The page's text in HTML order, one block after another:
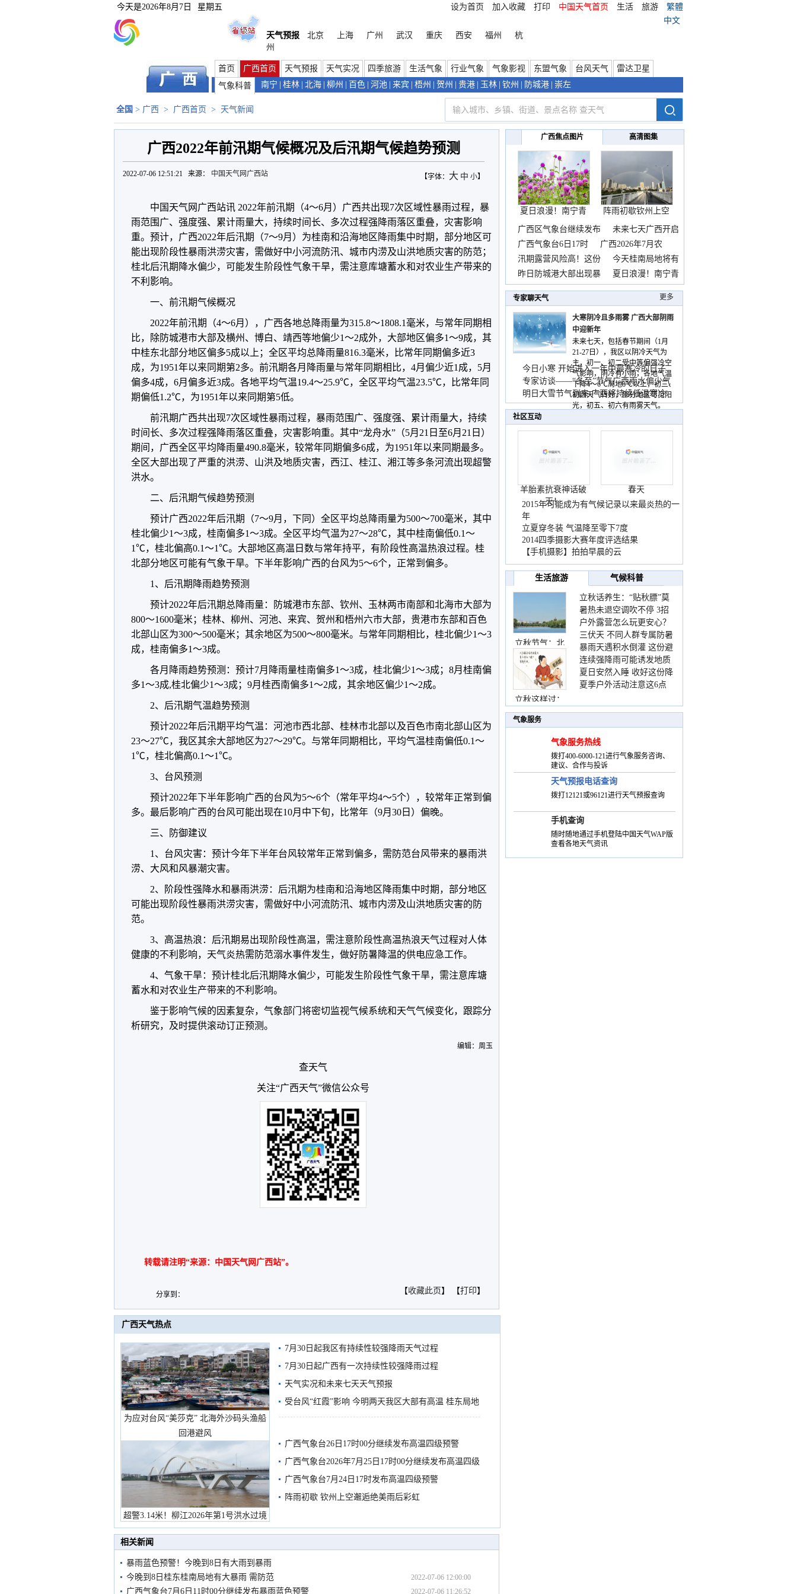
今天是2026年8月7日 星期五 设为首页 加入收藏 打印 中国天气首页 生活 旅游
繁體
中文
天气预报
北京 上海 广州 武汉 重庆 西安 福州
杭
州
首页 广西首页 天气预报 天气实况 四季旅游 生活气象 行业气象 气象影视 东盟气象 台风天气
雷达卫星
气象科普
南宁 桂林 北海 柳州 百色 河池 来宾 梧州 贺州 贵港 玉林 钦州 防城港 崇左
全国 > 广西 > 广西首页 > 天气新闻
广西2022年前汛期气候概况及后汛期气候趋势预测
【字体： 大 中 小】
2022-07-06 12:51:21 来源： 中国天气网广西站
中国天气网广西站讯 2022年前汛期（4～6月）广西共出现7次区域性暴雨过程，暴
雨范围广、强度强、累计雨量大，持续时间长、多次过程强降雨落区重叠，灾害影响
重。预计，广西2022年后汛期（7～9月）为桂南和沿海地区降雨集中时期，部分地区可
能出现阶段性暴雨洪涝灾害，需做好中小河流防汛、城市内涝及山洪地质灾害的防范；
桂北后汛期降水偏少，可能发生阶段性气象干旱，需注意库塘蓄水和对农业生产带来的
不利影响。
一、前汛期气候概况
2022年前汛期（4～6月），广西各地总降雨量为315.8～1808.1毫米，与常年同期相
比，除防城港市大部及横州、博白、靖西等地偏少1～2成外，大部地区偏多1～9成，其
中桂东北部分地区偏多5成以上；全区平均总降雨量816.3毫米，比常年同期偏多近3
成，为1951年以来同期第2多。前汛期各月降雨量与常年同期相比，4月偏少近1成，5月
偏多4成，6月偏多近3成。各地平均气温19.4～25.9℃，全区平均气温23.5℃，比常年同
期偏低1.2℃，为1951年以来同期第5低。
前汛期广西共出现7次区域性暴雨过程，暴雨范围广、强度强、累计雨量大，持续
时间长、多次过程强降雨落区重叠，灾害影响重。其中“龙舟水”（5月21日至6月21日）
期间，广西全区平均降雨量490.8毫米，较常年同期偏多6成，为1951年以来同期最多。
全区大部出现了严重的洪涝、山洪及地质灾害，西江、桂江、湘江等多条河流出现超警
洪水。
二、后汛期气候趋势预测
预计广西2022年后汛期（7～9月，下同）全区平均总降雨量为500～700毫米，其中
桂北偏少1～3成，桂南偏多1～3成。全区平均气温为27～28℃，其中桂南偏低0.1～
1℃，桂北偏高0.1～1℃。大部地区高温日数与常年持平，有阶段性高温热浪过程。桂
北部分地区可能有气象干旱。下半年影响广西的台风为5～6个，正常到偏多。
1、后汛期降雨趋势预测
预计2022年后汛期总降雨量：防城港市东部、钦州、玉林两市南部和北海市大部为
800～1600毫米；桂林、柳州、河池、来宾、贺州和梧州六市大部，贵港市东部和百色
北部山区为300～500毫米；其余地区为500～800毫米。与常年同期相比，桂北偏少1～3
成，桂南偏多1～3成。
各月降雨趋势预测：预计7月降雨量桂南偏多1～3成，桂北偏少1～3成；8月桂南偏
多1～3成,桂北偏少1～3成；9月桂西南偏多1～2成，其余地区偏少1～2成。
2、后汛期气温趋势预测
预计2022年后汛期平均气温：河池市西北部、桂林市北部以及百色市南北部山区为
23～27℃，我区其余大部地区为27～29℃。与常年同期相比，平均气温桂南偏低0.1～
1℃，桂北偏高0.1～1℃。
3、台风预测
预计2022年下半年影响广西的台风为5～6个（常年平均4～5个），较常年正常到偏
多。最后影响广西的台风可能出现在10月中下旬，比常年（9月30日）偏晚。
三、防御建议
1、台风灾害：预计今年下半年台风较常年正常到偏多，需防范台风带来的暴雨洪
涝、大风和风暴潮灾害。
2、阶段性强降水和暴雨洪涝：后汛期为桂南和沿海地区降雨集中时期，部分地区
可能出现阶段性暴雨洪涝灾害，需做好中小河流防汛、城市内涝及山洪地质灾害的防
范。
3、高温热浪：后汛期易出现阶段性高温，需注意阶段性高温热浪天气过程对人体
健康的不利影响，天气炎热需防范溺水事件发生，做好防暑降温的供电应急工作。
4、气象干旱：预计桂北后汛期降水偏少，可能发生阶段性气象干旱，需注意库塘
蓄水和对农业生产带来的不利影响。
鉴于影响气候的因素复杂，气象部门将密切监视气候系统和天气气候变化，跟踪分
析研究，及时提供滚动订正预测。
编辑：周玉
查天气
关注“广西天气”微信公众号
转载请注明“来源：中国天气网广西站”。
分享到： 【收藏此页 】 【打印】
广西天气热点
为应对台风“美莎克” 北海外沙码头渔船
回港避风
超警3.14米！柳江2026年第1号洪水过境
市民在堤岸见证汛况
7月30日起我区有持续性较强降雨天气过程
7月30日起广西有一次持续性较强降雨过程
天气实况和未来七天天气预报
受台风“红霞”影响 今明两天我区大部有高温 桂东局地
有较强降雨
广西气象台26日17时00分继续发布高温四级预警
广西气象台2026年7月25日17时00分继续发布高温四级
预警
广西气象台7月24日17时发布高温四级预警
阵雨初歇 钦州上空邂逅绝美雨后彩虹
相关新闻
暴雨蓝色预警！今晚到8日有大雨到暴雨
2022-07-06 12:00:00
今晚到8日桂东桂南局地有大暴雨 需防范
2022-07-06 11:26:52
广西气象台7月6日11时00分继续发布暴雨蓝色预警
广西焦点图片 高清图集
夏日浪漫！南宁青
秀山
阵雨初歇钦州上空
邂逅
广西区气象台继续发布
未来七天广西开启
晴热
广西气象台6日17时
广西2026年7月农
汛期露营风险高！这份
今天桂南局地将有
暴雨
昨日防城港大部出现暴
夏日浪漫！南宁青
秀山
专家聊天气 更多
大寒阴冷且多雨雾 广西大部阴雨
中迎新年
未来七天，包括春节期间（1月
21-27日），我区以阴冷天气为
主，初一、初二受中等偏强冷空
气影响，阴冷有小雨，各地气温
下降4～6℃局地8℃以上，初三、
初四天气转好，部分地区可见阳
光，初五、初六有雨雾天气。
今日小寒 开始进入一年中最寒冷的日子
专家访谈——“冬至”节气广西雨水偏少气
温低
明日大雪节气到来 广西将持续低温寒冷
天气
社区互动
羊胎素抗衰神话破
灭！
春天
2015年可能成为有气候记录以来最炎热的一
年
立夏穿冬装 气温降至零下7度
2014四季摄影大赛年度评选结果
【手机摄影】拍拍早晨的云
生活旅游 气候科普
立秋节气：北
立秋这样过：
立秋话养生：“贴秋膘”莫
着急 先清暑再防燥
暑热未退空调吹不停 3招
护住肩颈不酸痛
户外露营怎么玩更安心？
这份攻略请收好
三伏天 不同人群专属防暑
要点请收好
暴雨天遇积水倒灌 这份避
险提示请收好
连续强降雨可能诱发地质
灾害 这些前兆要知道
夏日安然入睡 收好这份降
温小贴士
夏季户外活动注意这6点
气象服务
气象服务热线
拨打400-6000-121进行气象服务咨询、
建议、合作与投诉
天气预报电话查询
拨打12121或96121进行天气预报查询
手机查询
随时随地通过手机登陆中国天气WAP版
查看各地天气资讯